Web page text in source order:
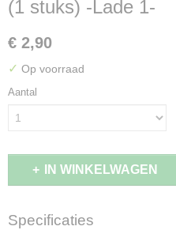
(1 stuks) -Lade 1-
€ 2,90
✓ Op voorraad
Aantal
IN WINKELWAGEN
Specificaties